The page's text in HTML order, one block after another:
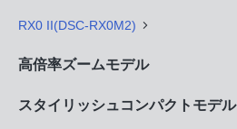
RX0 II(DSC-RX0M2)
高倍率ズームモデル
スタイリッシュコンパクトモデル